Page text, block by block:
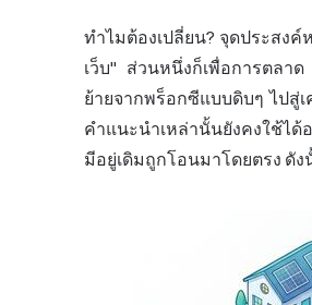
ทำไมต้องเปลี่ยน? จุดประสง
เว็บ" ส่วนหนึ่งก็เพื่อการตลา
ย้ายจากพร็อกซีแบบดิบๆ ไปสู่
คำแนะนำเหล่านั้นยังคงใช้ไ
มีอยู่เดิมถูกโอนมาโดยตรง ดั